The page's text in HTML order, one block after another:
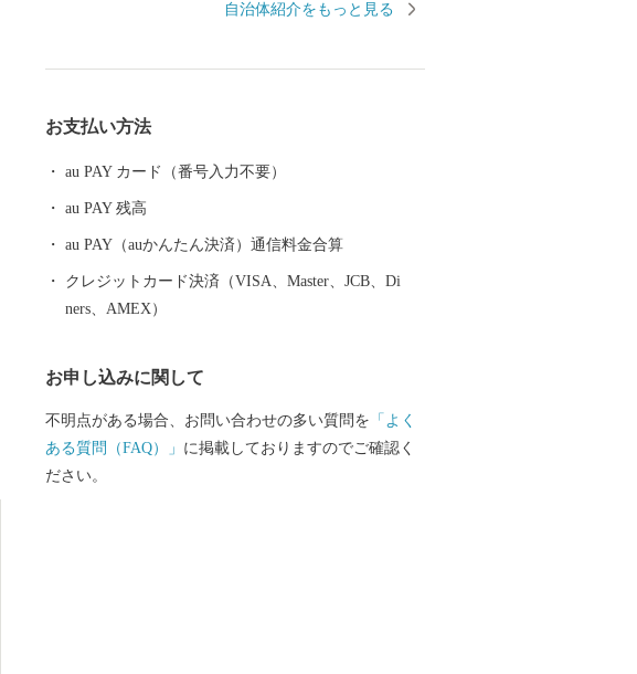
るJR津和野駅は「SLやまぐち号」の終着駅として、多
の生活に根付いていおり、幕末の情景を描いた図画
「津和野百景図」に描かれた情景が、現在でも対比す
語が一つのストーリーとして文化庁が認定する日本遺
産に「津和野今昔 ~百景図を歩く~」として選ばれまし
田園風景の中を力強い汽笛の音とともに駆け抜けてい
くSLは、沿線に多くのファンが駆けつけるなど、多く
の方を楽しませてくれています。 路線を走る車両は、
自治体紹介をもっと見る
お支払い方法
au PAY カード（番号入力不要）
au PAY 残高
au PAY（auかんたん決済）通信料金合算
クレジットカード決済（VISA、Master、JCB、Di
ners、AMEX）
お申し込みに関して
不明点がある場合、お問い合わせの多い質問を 「よく
ある質問（FAQ）」 に掲載しておりますのでご確認く
ださい。